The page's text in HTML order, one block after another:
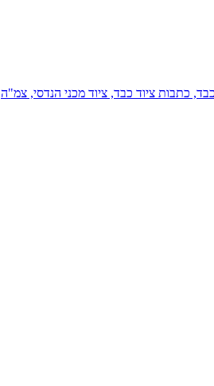
כתבות ציוד כבד, ציוד מכני הנדסי, צמ"ה